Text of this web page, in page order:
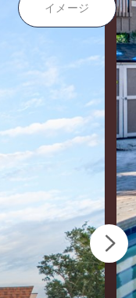
イメージ